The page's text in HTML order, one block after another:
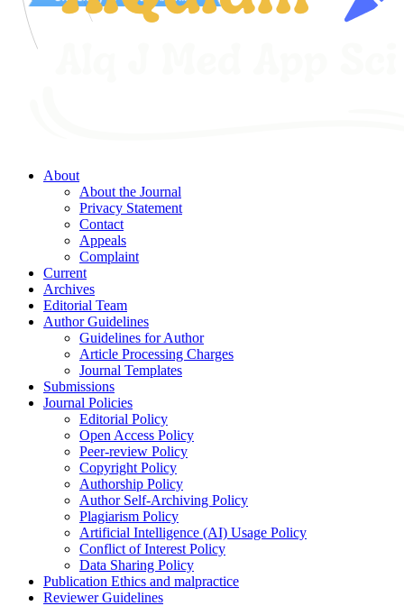
About
About the Journal
Privacy Statement
Contact
Appeals
Complaint
Current
Archives
Editorial Team
Author Guidelines
Guidelines for Author
Article Processing Charges
Journal Templates
Submissions
Journal Policies
Editorial Policy
Open Access Policy
Peer-review Policy
Copyright Policy
Authorship Policy
Author Self-Archiving Policy
Plagiarism Policy
Artificial Intelligence (AI) Usage Policy
Conflict of Interest Policy
Data Sharing Policy
Publication Ethics and malpractice
Reviewer Guidelines